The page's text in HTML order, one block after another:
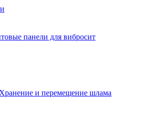
панели для вибросит
Хранение и перемещение шлама